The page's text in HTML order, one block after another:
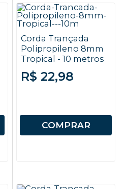
Corda Trançada
Polipropileno 8mm
Tropical - 10 metros
R$ 22,98
COMPRAR